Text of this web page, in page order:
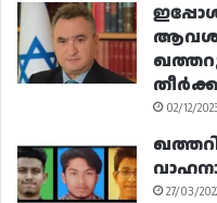
02/12/
27/03/